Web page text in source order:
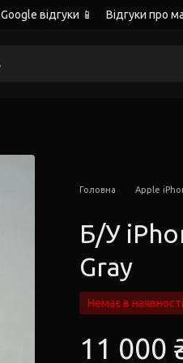
Google відгуки 📱
Відгуки про
Головна Apple
Б/У
Gray
Немає в наявності
11 000